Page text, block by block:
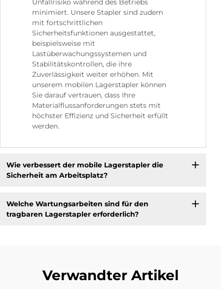
Unfallrisiko während des Betriebs
minimiert. Unsere Stapler sind zudem
mit fortschrittlichen
Sicherheitsfunktionen ausgestattet,
beispielsweise mit
Lastüberwachungssystemen und
Stabilitätskontrollen, die ihre
Zuverlässigkeit weiter erhöhen. Mit
unserem mobilen Lagerstapler können
Sie darauf vertrauen, dass Ihre
Materialflussanforderungen stets mit
höchster Effizienz und Sicherheit erfüllt
werden.
Wie verbessert der mobile Lagerstapler die
Sicherheit am Arbeitsplatz?
Welche Wartungsarbeiten sind für den
tragbaren Lagerstapler erforderlich?
Verwandter Artikel